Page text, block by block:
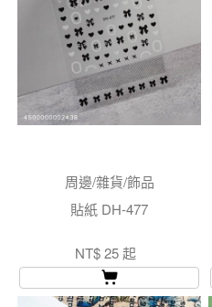
周邊/雜貨/飾品
貼紙 DH-477
NT$ 25 起